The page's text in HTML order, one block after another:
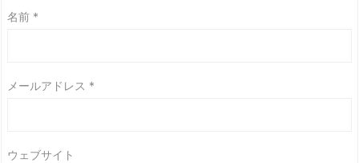
名前 *
メールアドレス *
ウェブサイト